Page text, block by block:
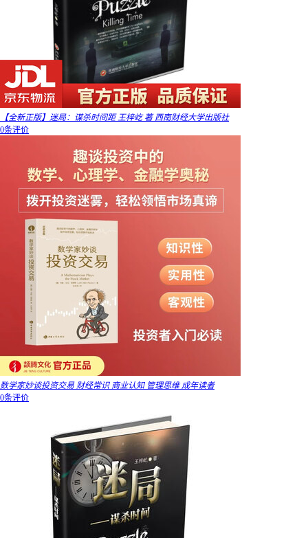
【全新正版】迷局：谋杀时间距 王梓屹 著 西南财经大学出版社
0条评价
数学家妙谈投资交易 财经常识 商业认知 管理思维 成年读者
0条评价